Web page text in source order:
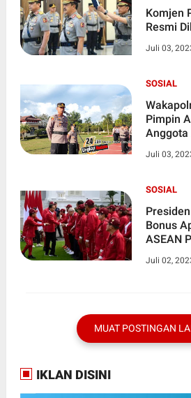
Komjen
Resmi
Juli 03,
SOSIAL
Pimpin Apel dan
Anggota
Juli 03,
SOSIAL
Bonus
ASEAN
Juli 02,
MUAT POSTINGAN
IKLAN DISINI